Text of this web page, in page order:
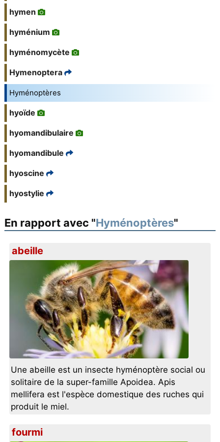
hymen
hyménium
hyménomycète
Hymenoptera
Hyménoptères
hyoïde
hyomandibulaire
hyomandibule
hyoscine
hyostylie
En rapport avec "Hyménoptères"
abeille
Une abeille est un insecte hyménoptère social ou
solitaire de la super-famille Apoidea. Apis
mellifera est l'espèce domestique des ruches qui
produit le miel.
fourmi